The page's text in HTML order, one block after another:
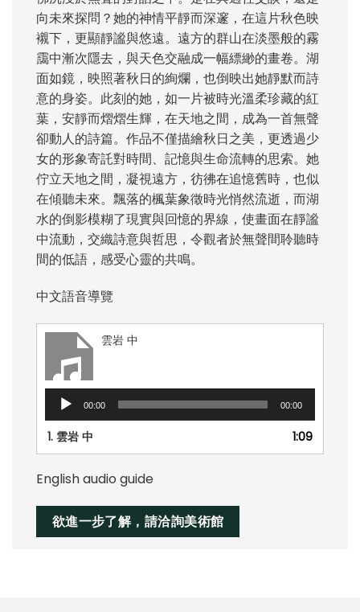
向未來探問？她的神情平靜而深邃，在這片秋色映
襯下，更顯靜謐與悠遠。遠方的群山在淡墨般的霧
靄中漸次隱去，與天色交融成一幅縹緲的畫卷。湖
面如鏡，映照著秋日的絢爛，也倒映出她靜默而詩
意的身姿。此刻的她，如一片被時光溫柔珍藏的紅
葉，安靜而熠熠生輝，在天地之間，成為一首無聲
卻動人的詩篇。作品不僅描繪秋日之美，更透過少
女的形象寄託對時間、記憶與生命流轉的思索。她
佇立天地之間，凝視遠方，彷彿在追憶舊時，也似
在傾聽未來。飄落的楓葉象徵時光悄然流逝，而湖
水的倒影模糊了現實與回憶的界線，使畫面在靜謐
中流動，交織詩意與哲思，令觀者於無聲間聆聽時
間的低語，感受心靈的共鳴。
中文語音導覽
雲岩 中
播
放
00:00 00:00
1. 雲岩 中 1:09
English audio guide
欲進一步了解，請洽詢美術館